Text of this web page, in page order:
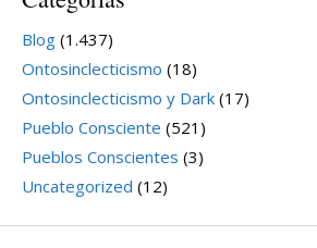
Blog (1.437)
Ontosinclecticismo (18)
Ontosinclecticismo y Dark (17)
Pueblo Consciente (521)
Pueblos Conscientes (3)
Uncategorized (12)